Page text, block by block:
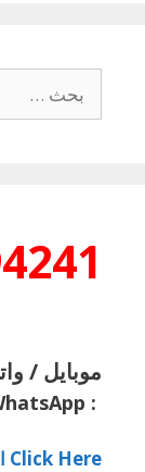
عن:
موبايل /
:
Click Here انقر هنا